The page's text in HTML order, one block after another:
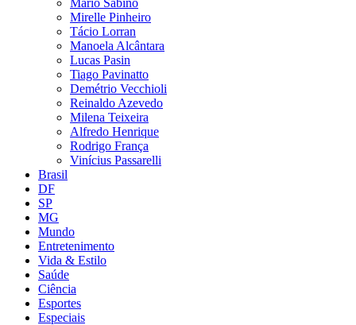
Mirelle Pinheiro
Tácio Lorran
Manoela Alcântara
Lucas Pasin
Tiago Pavinatto
Demétrio Vecchioli
Reinaldo Azevedo
Milena Teixeira
Alfredo Henrique
Rodrigo França
Vinícius Passarelli
Brasil
DF
SP
MG
Mundo
Entretenimento
Vida & Estilo
Saúde
Ciência
Esportes
Especiais